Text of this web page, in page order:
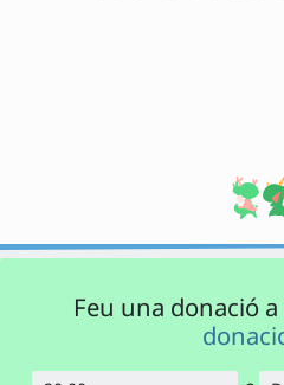
Feu una donació a